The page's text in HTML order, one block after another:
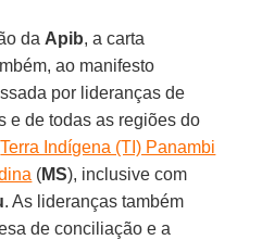
da Apib, a carta
ao manifesto
por lideranças de
e de todas as regiões do
Terra Indígena (TI) Panambi
(MS), inclusive com
. As lideranças também
de conciliação e a